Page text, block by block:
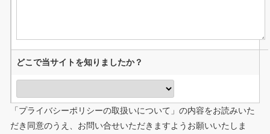
どこで当サイトを知りましたか？
「 プライバシーポリシーの取扱いについて 」の内容をお読みいた
だき同意のうえ、お問い合せいただきますようお願いいたしま